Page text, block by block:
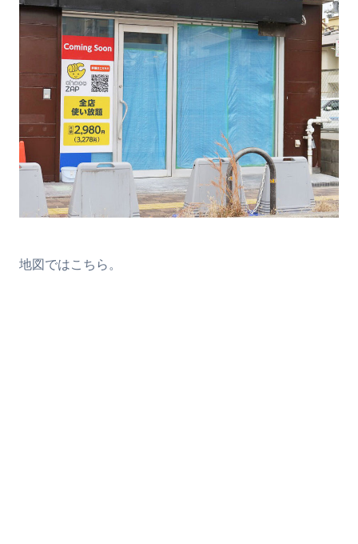
地図ではこちら。